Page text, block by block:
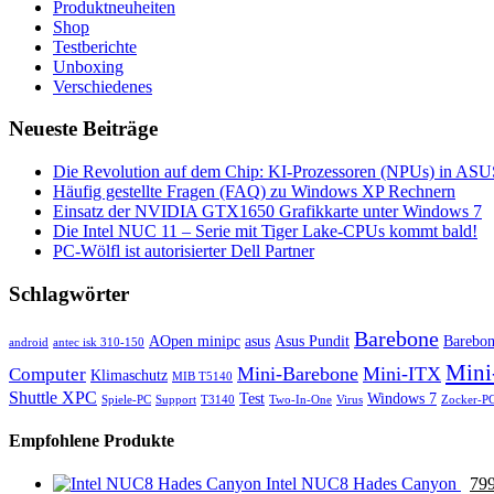
Produktneuheiten
Shop
Testberichte
Unboxing
Verschiedenes
Neueste Beiträge
Die Revolution auf dem Chip: KI-Prozessoren (NPUs) in
Häufig gestellte Fragen (FAQ) zu Windows XP Rechnern
Einsatz der NVIDIA GTX1650 Grafikkarte unter Windows 7
Die Intel NUC 11 – Serie mit Tiger Lake-CPUs kommt bald!
PC-Wölfl ist autorisierter Dell Partner
Schlagwörter
android antec isk 310-150 AOpen minipc asus Asus Pundit Barebone
Computer Klimaschutz MIB T5140 Mini-Barebone Mini-ITX
Shuttle XPC Spiele-PC Support T3140 Test Two-In-One Virus Windows 7 Zocker-
Empfohlene Produkte
Intel NUC8 Hades Canyon